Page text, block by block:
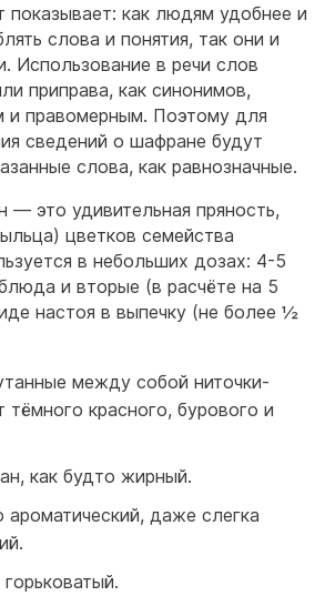
показывает: как людям удобнее и
слова и понятия, так они и
Использование в речи слов
приправа, как синонимов,
и правомерным. Поэтому для
сведений о шафране будут
слова, как равнозначные.
это удивительная пряность,
цветков семейства
в небольших дозах: 4-5
и вторые (в расчёте на 5
настоя в выпечку (не более ½
между собой ниточки-
тёмного красного, бурового и
как будто жирный.
даже слегка